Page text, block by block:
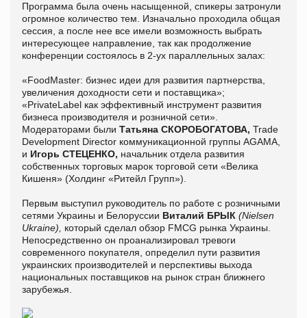
Программа была очень насыщенной, спикеры затронули
огромное количество тем. Изначально проходила общая
сессия, а после нее все имели возможность выбрать
интересующее направление, так как продолжение
конференции состоялось в 2-ух параллельных залах:
«FoodMaster: бизнес идеи для развития партнерства,
увеличения доходности сети и поставщика»;
«PrivateLabel как эффективный инструмент развития
бизнеса производителя и розничной сети».
Модераторами были Татьяна СКОРОБОГАТОВА, Trade
Development Director коммуникационной группы AGAMA,
и Игорь СТЕЦЕНКО, начальник отдела развития
собственных торговых марок торговой сети «Велика
Кишеня» (Холдинг «Ритейл Групп»).
Первым выступил руководитель по работе с розничными
сетями Украины и Белоруссии Виталий БРЫК (Nielsen
Ukraine), который сделал обзор FMCG рынка Украины.
Непосредственно он проанализировал тревоги
современного покупателя, определил пути развития
украинских производителей и перспективы выхода
национальных поставщиков на рынок стран ближнего
зарубежья.